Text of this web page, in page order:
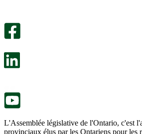
L'Assemblée législative de l'Ontario, c'est
provinciaux élus par les Ontariens pour les